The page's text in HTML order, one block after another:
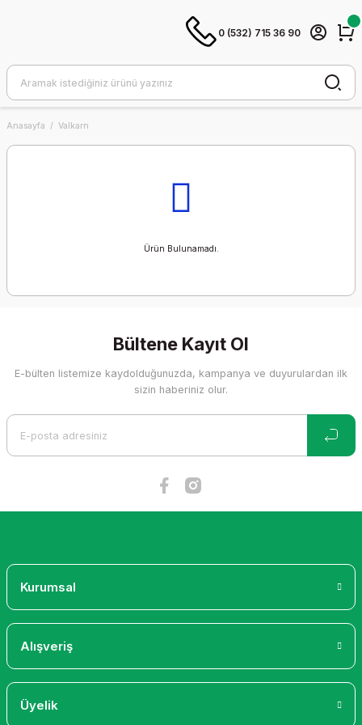
0 (532) 715 36 90
Anasayfa Valkarn
Ürün Bulunamadı.
Bültene Kayıt Ol
E-bülten listemize kaydolduğunuzda, kampanya ve duyurulardan ilk
sizin haberiniz olur.
Kurumsal
Alışveriş
Üyelik